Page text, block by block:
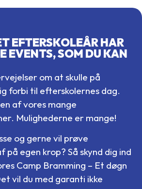
EFTERSKOLEÅR HAR
EVENTS, SOM DU KAN
om at skulle på
forbi til efterskolernes dag.
af vores mange
Mulighederne er mange!
og gerne vil prøve
egen krop? Så skynd dig ind
Camp Bramming – Et døgn
vil du med garanti ikke